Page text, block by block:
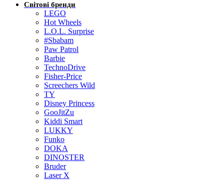
Світові бренди
LEGO
Hot Wheels
L.O.L. Surprise
#Sbabam
Paw Patrol
Barbie
TechnoDrive
Fisher-Price
Screechers Wild
TY
Disney Princess
GooJitZu
Kiddi Smart
LUKKY
Funko
DOKA
DINOSTER
Bruder
Laser X